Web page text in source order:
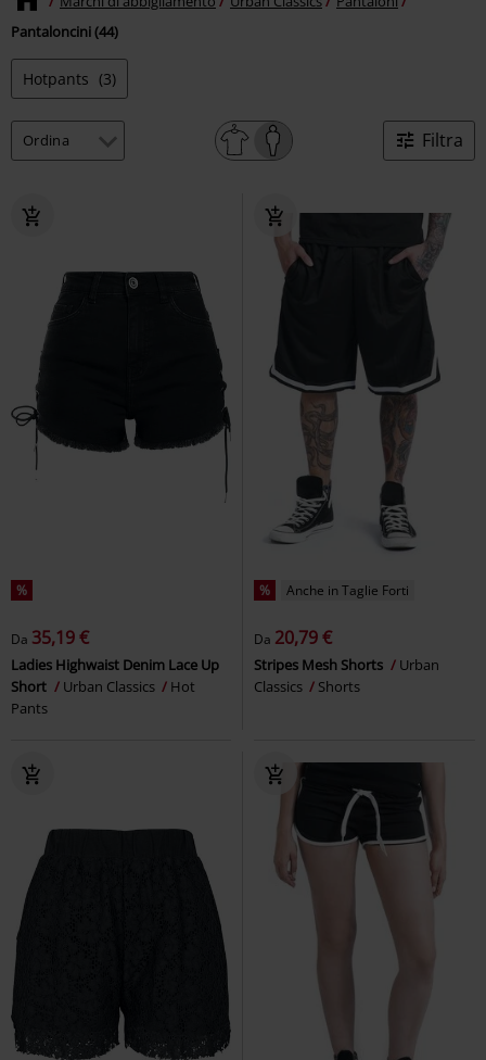
Pantaloncini (44)
Hotpants (3)
Filtra
%
Da 35,19 €
Ladies Highwaist Denim Lace Up
Short
Urban Classics
Hot
Pants
% Anche in Taglie Forti
Da 20,79 €
Stripes Mesh Shorts
Urban
Classics
Shorts